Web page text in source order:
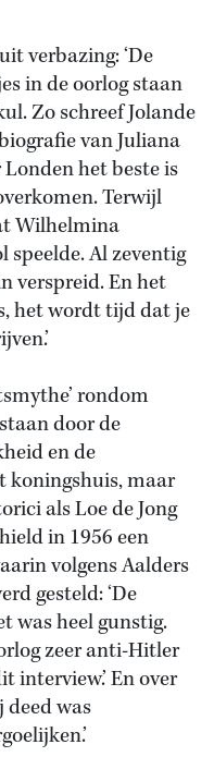
verbazing: ‘De
in de oorlog staan
Zo schreef Jolande
van Juliana
het beste is
Terwijl
Wilhelmina
speelde. Al zeventig
verspreid. En het
het wordt tijd dat je
rondom
door de
en de
koningshuis, maar
als Loe de Jong
in 1956 een
volgens Aalders
gesteld: ‘De
was heel gunstig.
zeer anti-Hitler
interview.’ En over
deed was